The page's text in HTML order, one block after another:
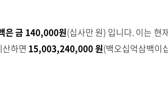
은 금 140,000원(십사만 원) 입니다. 이는 현
하면 15,003,240,000 원(백오십억삼백이